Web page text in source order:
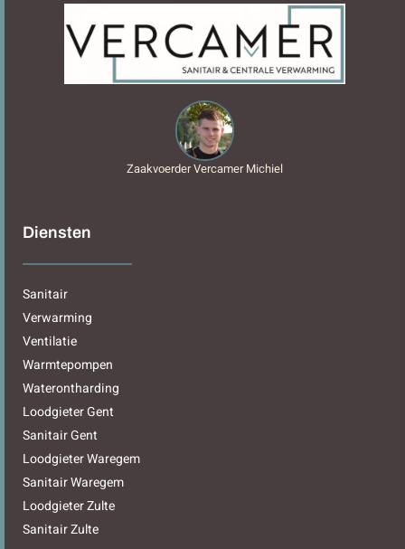
Zaakvoerder Vercamer Michiel
Diensten
Sanitair
Verwarming
Ventilatie
Warmtepompen
Waterontharding
Loodgieter Gent
Sanitair Gent
Loodgieter Waregem
Sanitair Waregem
Loodgieter Zulte
Sanitair Zulte